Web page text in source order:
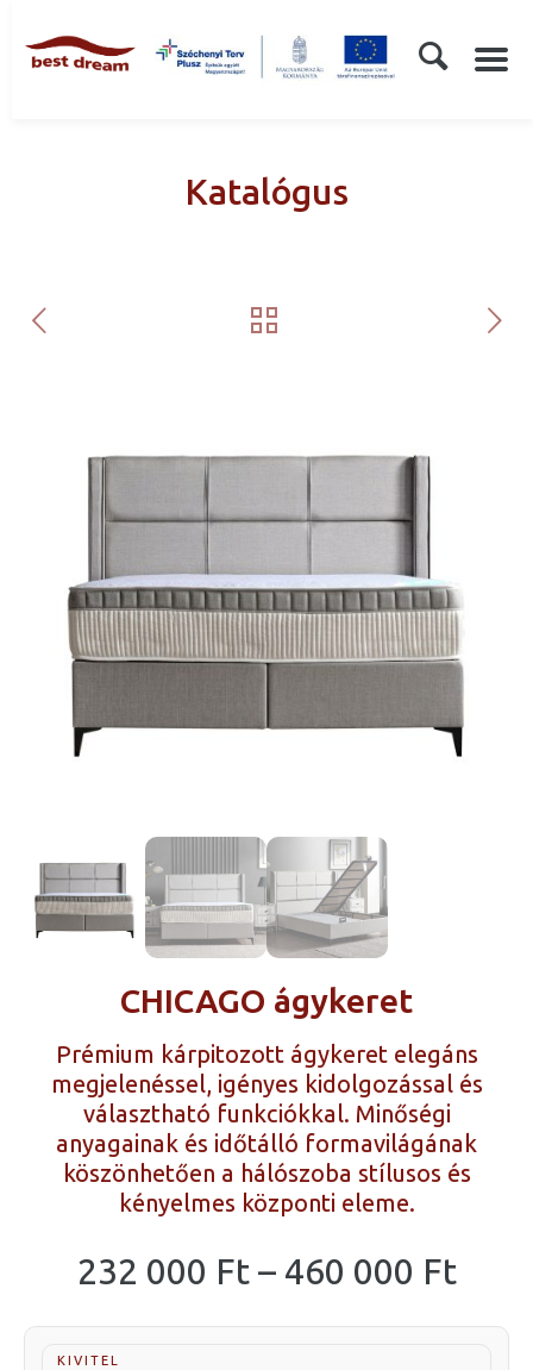
Katalógus
CHICAGO ágykeret
Prémium kárpitozott ágykeret elegáns
megjelenéssel, igényes kidolgozással és
választható funkciókkal. Minőségi
anyagainak és időtálló formavilágának
köszönhetően a hálószoba stílusos és
kényelmes központi eleme.
232 000 Ft – 460 000 Ft
KIVITEL